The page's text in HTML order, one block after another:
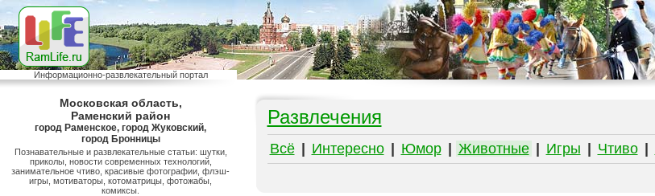
Информационно-развлекательный портал
Московская область,
Раменский район
город Раменское, город Жуковский,
город Бронницы
Познавательные и развлекательные статьи: шутки,
приколы, новости современных технологий,
занимательное чтиво, красивые фотографии, флэш-
игры, мотиваторы, котоматрицы, фотожабы,
комиксы.
Развлечения
Всё Интересно Юмор Животные Игры Чтиво